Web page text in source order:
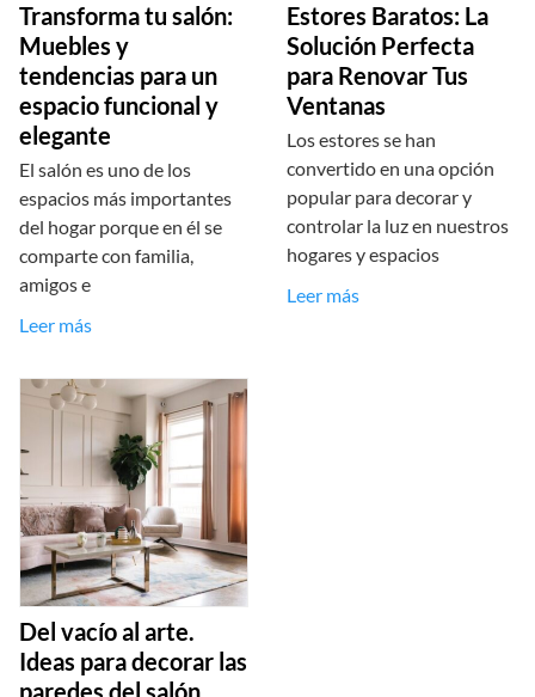
Transforma tu salón:
Muebles y
tendencias para un
espacio funcional y
elegante
El salón es uno de los
espacios más importantes
del hogar porque en él se
comparte con familia,
amigos e
Leer más
Estores Baratos: La
Solución Perfecta
para Renovar Tus
Ventanas
Los estores se han
convertido en una opción
popular para decorar y
controlar la luz en nuestros
hogares y espacios
Leer más
Del vacío al arte.
Ideas para decorar las